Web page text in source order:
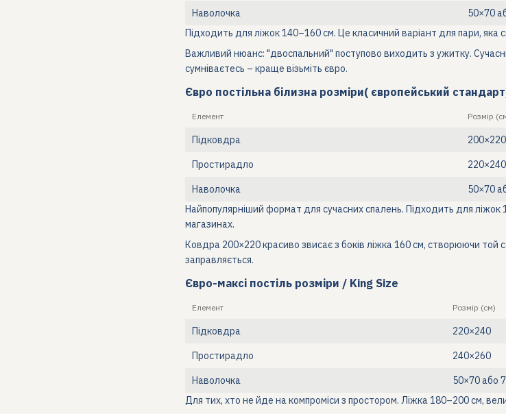
Наволочка
50×70
Підходить для ліжок 140–160 см. Це класичний варіант для пари,
Важливий нюанс: "двоспальний" поступово виходить з ужитку.
сумніваєтесь – краще візьміть євро.
Євро постільна білизна розміри( європейський
Елемент Розмір
Підковдра
200×220
Простирадло
220×240
Наволочка
50×70
Найпопулярніший формат для сучасних спалень. Підходить для
магазинах.
Ковдра 200×220 красиво звисає з боків ліжка 160 см, створюючи
заправляється.
Євро-максі постіль розміри / King Size
Елемент Розмір (см)
Підковдра
220×240
Простирадло
240×260
Наволочка
50×70 або
Для тих, хто не йде на компроміси з простором. Ліжка 180–200 см,